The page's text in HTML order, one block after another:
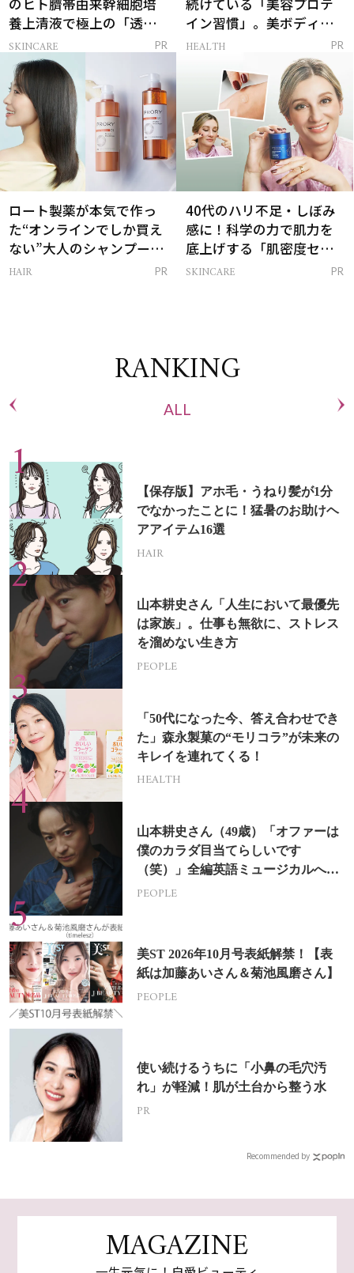
養上清液で極上の「透明
感ハリ肌」へ
SKINCARE PR
イン習慣」。美ボディを
支える朝ルーティンと
HEALTH PR
ロート製薬が本気で作っ
た“オンラインでしか買え
ない”大人のシャンプー＆
トリートメントって？
HAIR PR
40代のハリ不足・しぼみ
感に！科学の力で肌力を
底上げする「肌密度セラ
ム」
SKINCARE PR
RANKING
ALL
【保存版】アホ毛・うねり髪が1分
でなかったことに！猛暑のお助けヘ
アアイテム16選
HAIR
山本耕史さん「人生において最優先
は家族」。仕事も無欲に、ストレス
を溜めない生き方
PEOPLE
「50代になった今、答え合わせでき
た」森永製菓の“モリコラ”が未来の
キレイを連れてくる！
HEALTH
山本耕史さん（49歳）「オファーは
僕のカラダ目当てらしいです
（笑）」全編英語ミュージカルへの
挑戦
PEOPLE
美ST 2026年10月号表紙解禁！【表
紙は加藤あいさん＆菊池風磨さん】
PEOPLE
使い続けるうちに「小鼻の毛穴汚
れ」が軽減！肌が土台から整う水
PR
Recommended by
MAGAZINE